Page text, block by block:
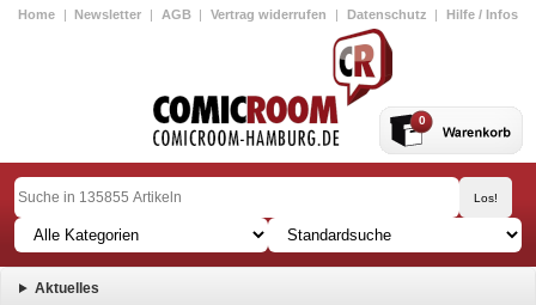
Home | Newsletter | AGB | Vertrag widerrufen | Datenschutz | Hilfe / Infos
0
Aktuelles